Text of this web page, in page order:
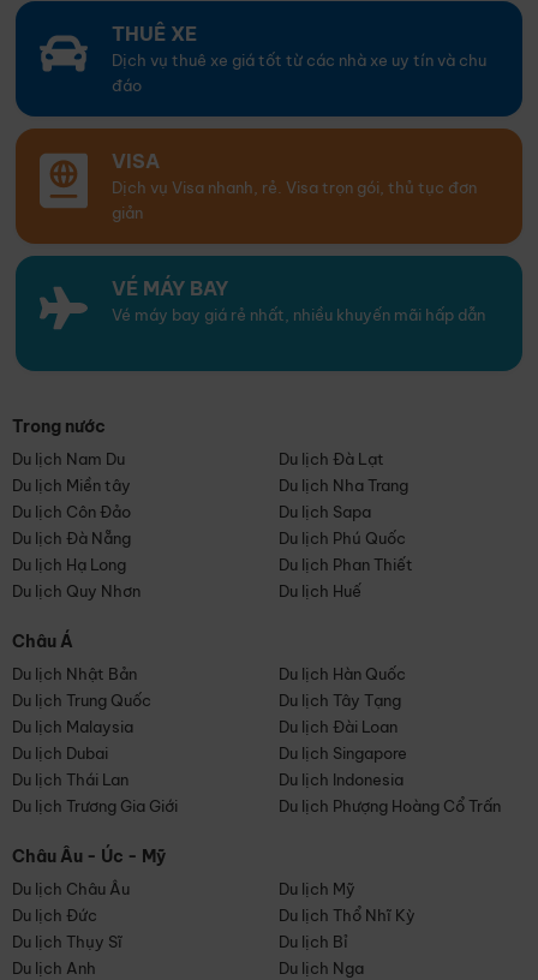
THUÊ XE
Dịch vụ thuê xe giá tốt từ các nhà xe uy tín và chu
đáo
VISA
Dịch vụ Visa nhanh, rẻ. Visa trọn gói, thủ tục đơn
giản
VÉ MÁY BAY
Vé máy bay giá rẻ nhất, nhiều khuyến mãi hấp dẫn
Trong nước
Du lịch Nam Du
Du lịch Đà Lạt
Du lịch Miền tây
Du lịch Nha Trang
Du lịch Côn Đảo
Du lịch Sapa
Du lịch Đà Nẵng
Du lịch Phú Quốc
Du lịch Hạ Long
Du lịch Phan Thiết
Du lịch Quy Nhơn
Du lịch Huế
Châu Á
Du lịch Nhật Bản
Du lịch Hàn Quốc
Du lịch Trung Quốc
Du lịch Tây Tạng
Du lịch Malaysia
Du lịch Đài Loan
Du lịch Dubai
Du lịch Singapore
Du lịch Thái Lan
Du lịch Indonesia
Du lịch Trương Gia Giới
Du lịch Phượng Hoàng Cổ Trấn
Châu Âu - Úc - Mỹ
Du lịch Châu Âu
Du lịch Mỹ
Du lịch Đức
Du lịch Thổ Nhĩ Kỳ
Du lịch Thụy Sĩ
Du lịch Bỉ
Du lịch Anh
Du lịch Nga